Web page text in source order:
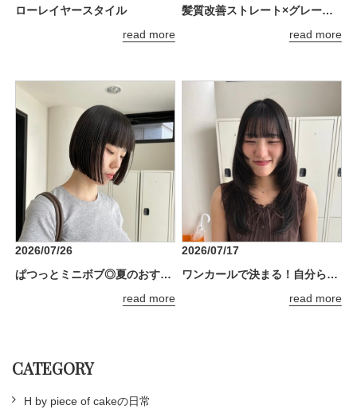
ローレイヤースタイル
read more
髪質改善ストレート×グレージュで理想のツヤ髪へ
read more
2026/07/26
ぱつっとミニボブ◎夏のおすすめスタイル
read more
2026/07/17
ワンカールで決まる！自分らしさ全開のザクザクレイヤー
read more
CATEGORY
H by piece of cakeの日常